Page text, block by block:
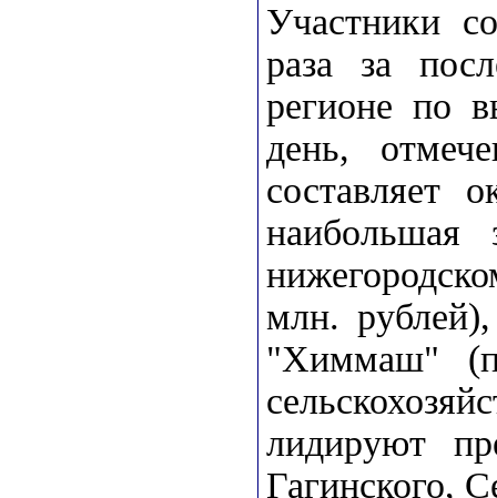
Участники
раза за
регионе по
день,
составляет
наибольшая
млн.
"Химмаш"
лидируют
Гагинского,